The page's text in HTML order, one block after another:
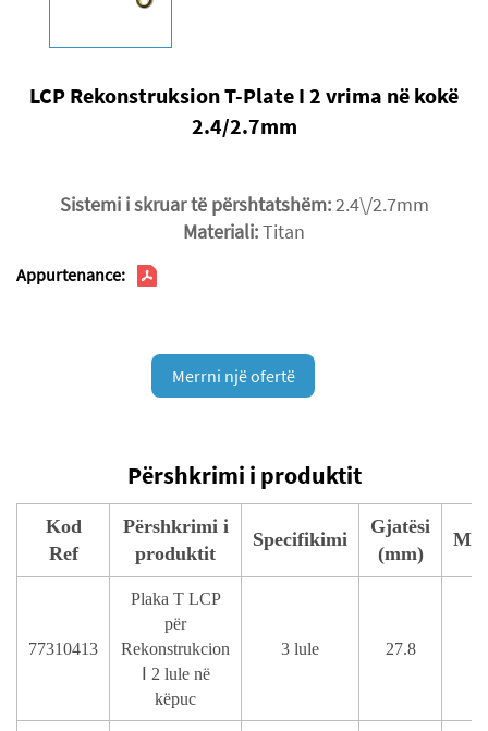
LCP Rekonstruksion T-Plate I 2 vrima në kokë
2.4/2.7mm
Sistemi i skruar të përshtatshëm:2.4\/2.7mm
Materiali:Titan
Appurtenance:
Merrni një ofertë
Përshkrimi i produktit
Kod
Ref
Përshkrimi i
produktit
Specifikimi
Gjatësi
(mm)
77310413
Plaka T LCP
për
Rekonstrukcion
Ⅰ 2 lule në
këpuc
3 lule 27.8